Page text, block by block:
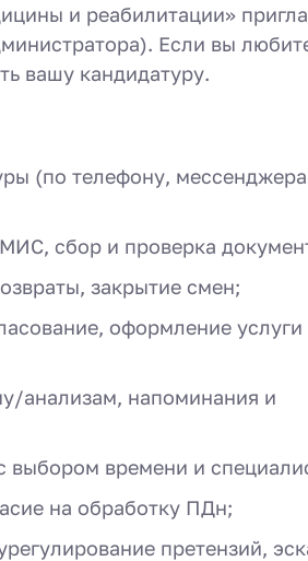
и реабилитации»
Если вы
вашу кандидатуру.
(по телефону,
сбор и проверка
закрытие смен;
оформление услуги
анализам, напоминания и
выбором времени и
на обработку ПДн;
претензий,